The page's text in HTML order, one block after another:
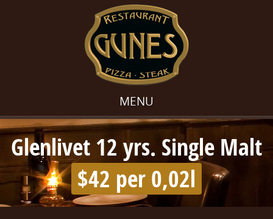
MENU
Glenlivet 12 yrs. Single Malt
$42 per 0,02l